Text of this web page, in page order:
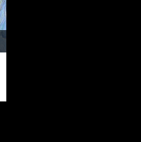
Star Wars Rebels
Приключенческий, Фантастика